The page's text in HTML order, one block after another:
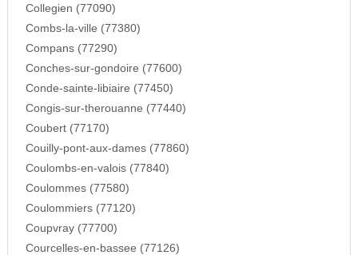
Collegien (77090)
Combs-la-ville (77380)
Compans (77290)
Conches-sur-gondoire (77600)
Conde-sainte-libiaire (77450)
Congis-sur-therouanne (77440)
Coubert (77170)
Couilly-pont-aux-dames (77860)
Coulombs-en-valois (77840)
Coulommes (77580)
Coulommiers (77120)
Coupvray (77700)
Courcelles-en-bassee (77126)